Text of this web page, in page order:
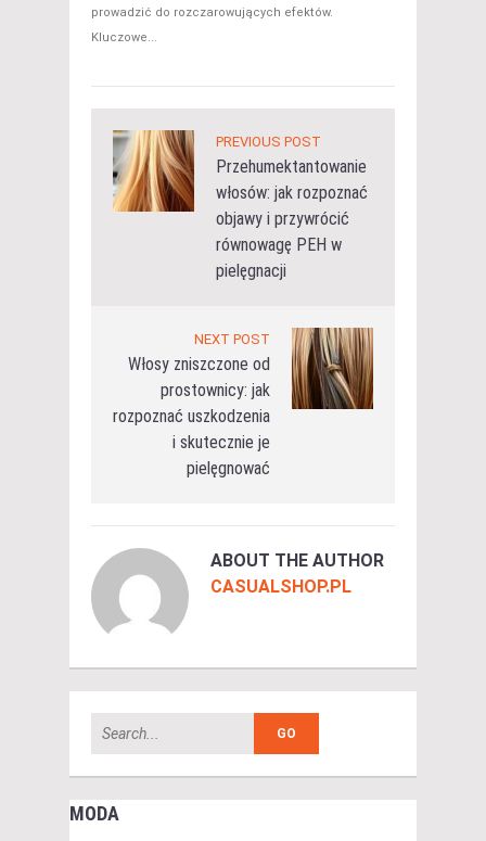
prowadzić do rozczarowujących efektów.
Kluczowe...
PREVIOUS POST
Przehumektantowanie
włosów: jak rozpoznać
objawy i przywrócić
równowagę PEH w
pielęgnacji
NEXT POST
Włosy zniszczone od
prostownicy: jak
rozpoznać uszkodzenia
i skutecznie je
pielęgnować
ABOUT THE AUTHOR
CASUALSHOP.PL
MODA